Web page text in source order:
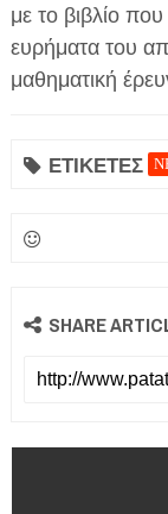
με το βιβλίο
ευρήματα του
μαθηματική
ΕΤΙΚΕΤΕΣ
SHARE